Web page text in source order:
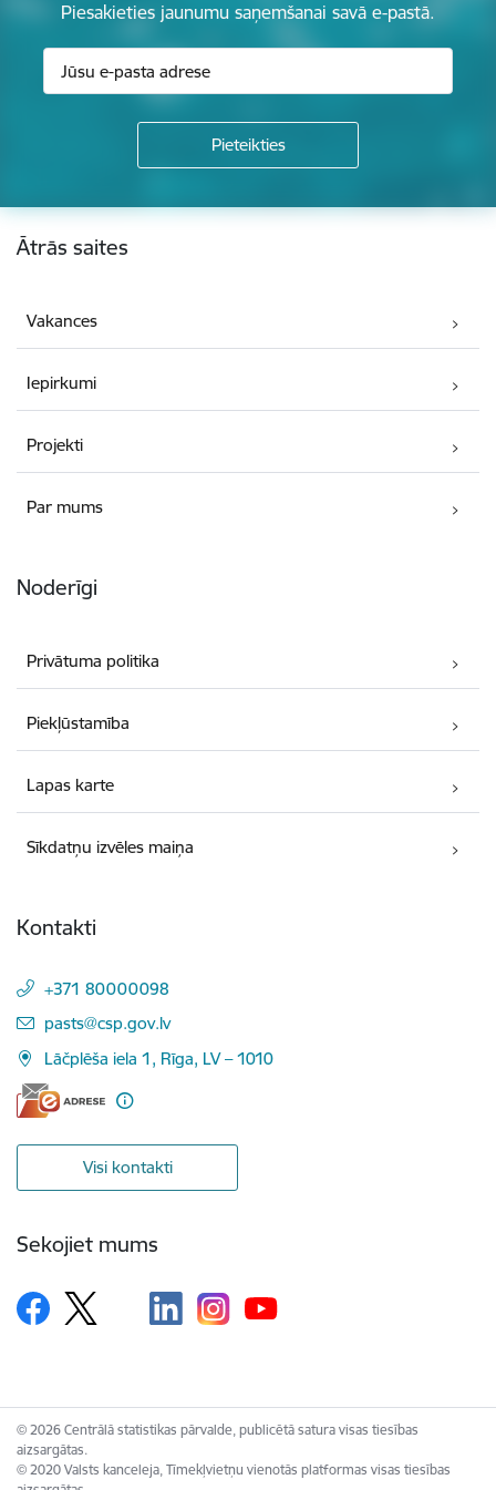
Piesakieties jaunumu saņemšanai savā e-pastā.
Kājene
Ātrās saites
Vakances
Iepirkumi
Projekti
Par mums
Noderīgi
Privātuma politika
Piekļūstamība
Lapas karte
Sīkdatņu izvēles maiņa
Kontakti
+371 80000098
E-pasts:
pasts@csp.gov.lv
Lāčplēša iela 1, Rīga, LV – 1010
Visi kontakti
Sekojiet mums
© 2026 Centrālā statistikas pārvalde, publicētā satura visas tiesības
aizsargātas.
© 2020 Valsts kanceleja, Tīmekļvietņu vienotās platformas visas tiesības